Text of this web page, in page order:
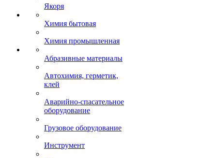
Якоря
Химия бытовая
Химия промышленная
Абразивные материалы
Автохимия, герметик,
клей
Аварийно-спасательное
оборудование
Грузовое оборудование
Инструмент